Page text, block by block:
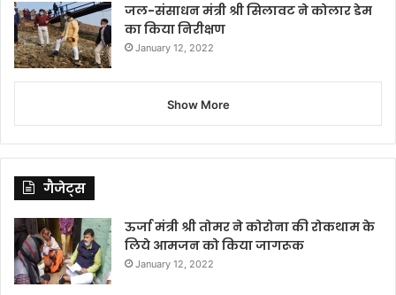
जल-संसाधन मंत्री श्री सिलावट ने कोलार डेम
का किया निरीक्षण
January 12, 2022
Show More
गैजेट्स
ऊर्जा मंत्री श्री तोमर ने कोरोना की रोकथाम के
लिये आमजन को किया जागरूक
January 12, 2022